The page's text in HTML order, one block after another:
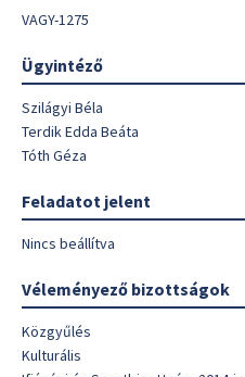
VAGY-1275
Ügyintéző
Szilágyi Béla
Terdik Edda Beáta
Tóth Géza
Feladatot jelent
Nincs beállítva
Véleményező bizottságok
Közgyűlés
Kulturális